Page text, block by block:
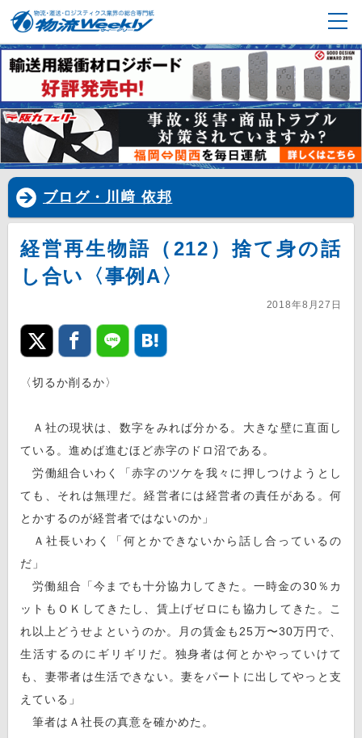
ブログ・川﨑 依邦
経営再生物語（212）捨て身の話
し合い〈事例A〉
2018年8月27日
〈切るか削るか〉
Ａ社の現状は、数字をみれば分かる。大きな壁に直面し
ている。進めば進むほど赤字のドロ沼である。
労働組合いわく「赤字のツケを我々に押しつけようとし
ても、それは無理だ。経営者には経営者の責任がある。何
とかするのが経営者ではないのか」
Ａ社長いわく「何とかできないから話し合っているの
だ」
労働組合「今までも十分協力してきた。一時金の30％カ
ットもＯＫしてきたし、賃上げゼロにも協力してきた。こ
れ以上どうせよというのか。月の賃金も25万〜30万円で、
生活するのにギリギリだ。独身者は何とかやっていけて
も、妻帯者は生活できない。妻をパートに出してやっと支
えている」
筆者はＡ社長の真意を確かめた。